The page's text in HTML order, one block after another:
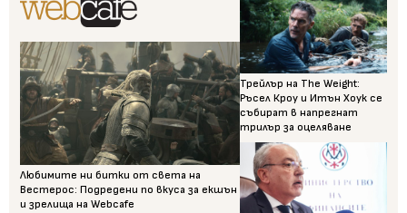
Любимите ни битки от света на
Вестерос: Подредени по вкуса за екшън
и зрелища на Webcafe
Трейлър на The Weight:
Ръсел Кроу и Итън Хоук се
събират в напрегнат
трилър за оцеляване